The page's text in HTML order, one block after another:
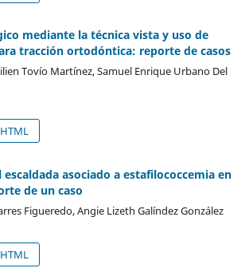
mediante la técnica vista y uso de
tracción ortodóntica: reporte de casos
Tovío Martínez, Samuel Enrique Urbano Del
HTML
asociado a estafilococcemia en
de un caso
Figueredo, Angie Lizeth Galíndez González
HTML